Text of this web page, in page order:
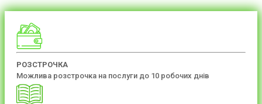
РОЗСТРОЧКА
Можлива розстрочка на послуги до 10 робочих днів